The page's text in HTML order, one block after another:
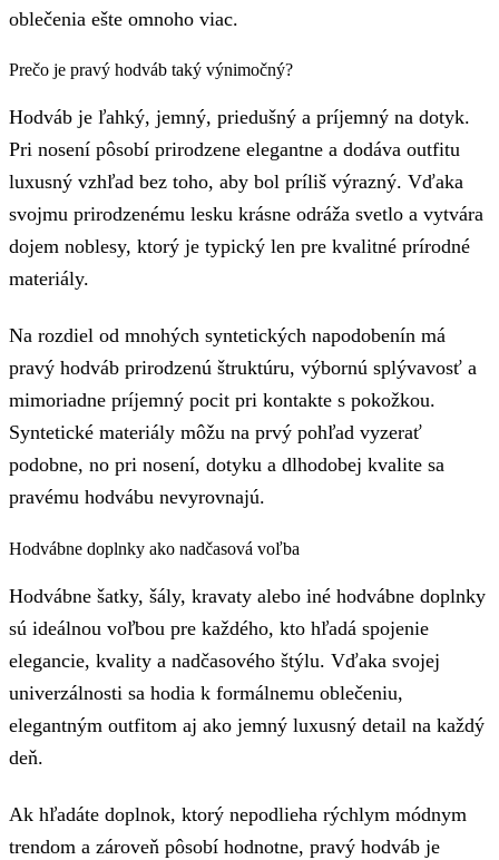
oblečenia ešte omnoho viac.
Prečo je pravý hodváb taký výnimočný?
Hodváb je ľahký, jemný, priedušný a príjemný na dotyk.
Pri nosení pôsobí prirodzene elegantne a dodáva outfitu
luxusný vzhľad bez toho, aby bol príliš výrazný. Vďaka
svojmu prirodzenému lesku krásne odráža svetlo a vytvára
dojem noblesy, ktorý je typický len pre kvalitné prírodné
materiály.
Na rozdiel od mnohých syntetických napodobenín má
pravý hodváb prirodzenú štruktúru, výbornú splývavosť a
mimoriadne príjemný pocit pri kontakte s pokožkou.
Syntetické materiály môžu na prvý pohľad vyzerať
podobne, no pri nosení, dotyku a dlhodobej kvalite sa
pravému hodvábu nevyrovnajú.
Hodvábne doplnky ako nadčasová voľba
Hodvábne šatky, šály, kravaty alebo iné hodvábne doplnky
sú ideálnou voľbou pre každého, kto hľadá spojenie
elegancie, kvality a nadčasového štýlu. Vďaka svojej
univerzálnosti sa hodia k formálnemu oblečeniu,
elegantným outfitom aj ako jemný luxusný detail na každý
deň.
Ak hľadáte doplnok, ktorý nepodlieha rýchlym módnym
trendom a zároveň pôsobí hodnotne, pravý hodváb je